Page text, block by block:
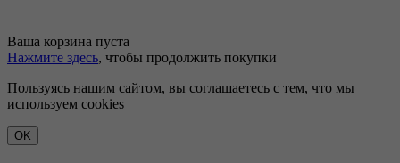
Ваша корзина пуста
Нажмите здесь, чтобы продолжить покупки
Пользуясь нашим сайтом, вы соглашаетесь с тем, что мы
используем cookies
OK